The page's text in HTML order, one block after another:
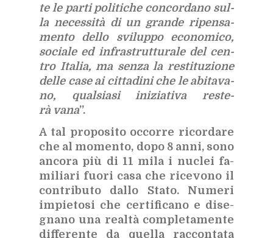
te le par­ti po­li­ti­che con­cor­da­no sul­
la ne­ces­si­tà di un gran­de ri­pen­sa­
men­to del­lo svi­lup­po eco­no­mi­co,
so­cia­le ed in­fra­strut­tu­ra­le del cen­
tro Ita­lia, ma sen­za la re­sti­tu­zio­ne
del­le case ai cit­ta­di­ni che le abi­ta­va­
no, qual­sia­si ini­zia­ti­va re­ste­
rà vana”.
A tal pro­po­si­to oc­cor­re ri­cor­da­re
che al mo­men­to, dopo 8 anni, sono
an­co­ra più di 11 mila i nu­clei fa­
mi­lia­ri fuo­ri casa che ri­ce­vo­no il
con­tri­bu­to dal­lo Sta­to. Nu­me­ri
im­pie­to­si che cer­ti­fi­ca­no e di­se­
gna­no una real­tà com­ple­ta­men­te
dif­fe­ren­te da quel­la rac­con­ta­ta